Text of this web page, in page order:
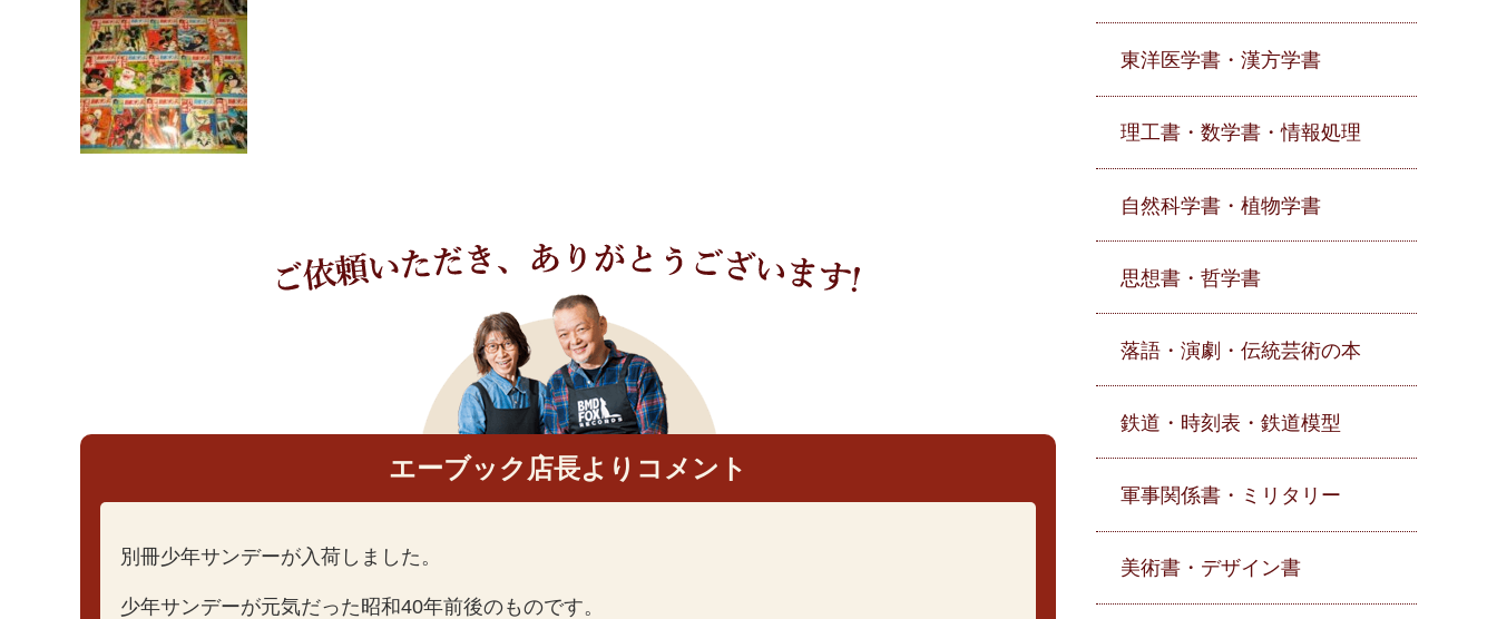
エーブック店長よりコメント
別冊少年サンデーが入荷しました。
少年サンデーが元気だった昭和40年前後のものです。
東洋医学書・漢方学書
理工書・数学書・情報処理
自然科学書・植物学書
思想書・哲学書
落語・演劇・伝統芸術の本
鉄道・時刻表・鉄道模型
軍事関係書・ミリタリー
美術書・デザイン書